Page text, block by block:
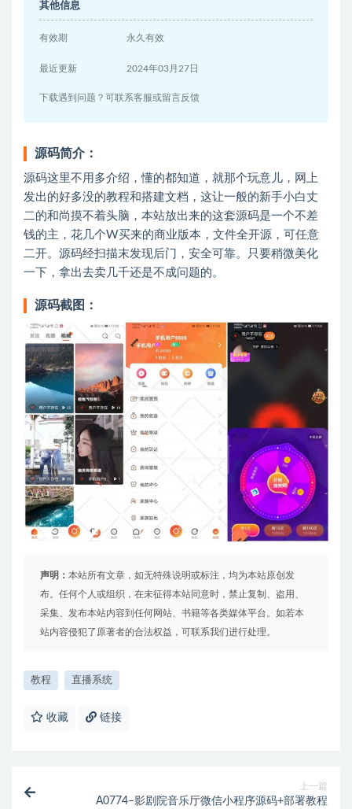
其他信息
有效期 永久有效
最近更新 2024年03月27日
下载遇到问题？可联系客服或留言反馈
源码简介：
源码这里不用多介绍，懂的都知道，就那个玩意儿，网上
发出的好多没的教程和搭建文档，这让一般的新手小白丈
二的和尚摸不着头脑，本站放出来的这套源码是一个不差
钱的主，花几个W买来的商业版本，文件全开源，可任意
二开。源码经扫描末发现后门，安全可靠。只要稍微美化
一下，拿出去卖几千还是不成问题的。
源码截图：
声明： 本站所有文章，如无特殊说明或标注，均为本站原创发
布。任何个人或组织，在未征得本站同意时，禁止复制、盗用、
采集、发布本站内容到任何网站、书籍等各类媒体平台。如若本
站内容侵犯了原著者的合法权益，可联系我们进行处理。
教程 直播系统
收藏 链接
上一篇
A0774–影剧院音乐厅微信小程序源码+部署教程